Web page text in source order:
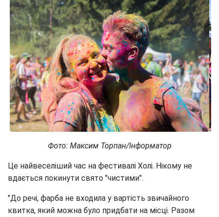
Фото: Максим Торпан/Інформатор
Це найвеселіший час на фестивалі Холі. Нікому не
вдається покинути свято "чистими".
"До речі, фарба не входила у вартість звичайного
квитка, який можна було придбати на місці. Разом